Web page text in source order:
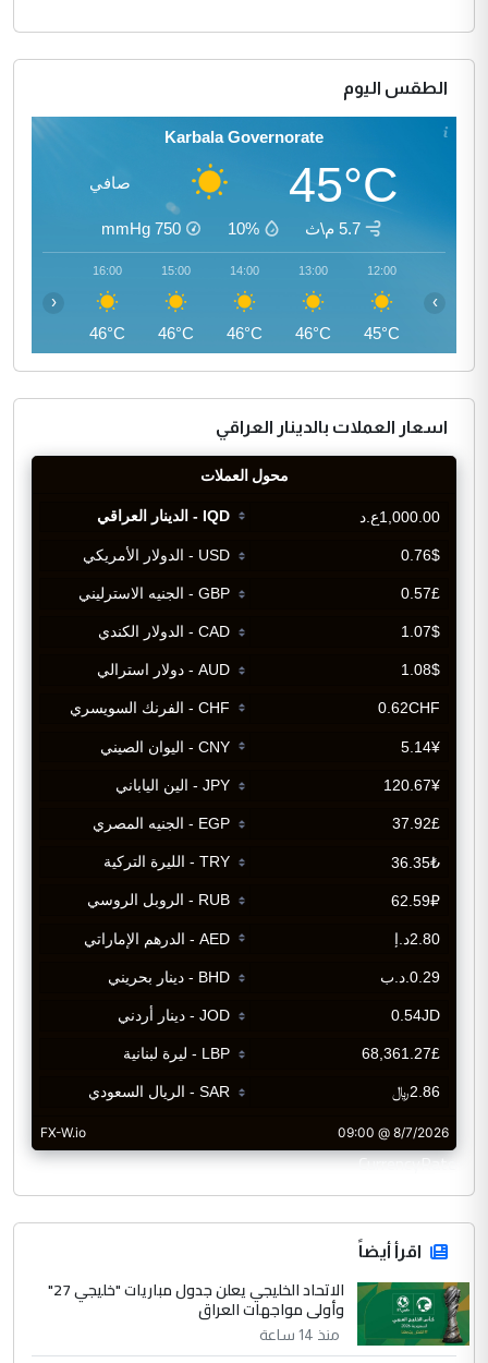
الطقس اليوم
Karbala Governorate
45°C صافي
5.7 م\ث 10%
750
mmHg
12:00
45°C
13:00
46°C
14:00
46°C
15:00
46°C
16:00
46°C
‹ ›
اسعار العملات بالدينار العراقي
CurrencyRate
اقرأ أيضاً
الاتحاد الخليجي يعلن جدول مباريات "خليجي 27"
وأولى مواجهات العراق
منذ 14 ساعة